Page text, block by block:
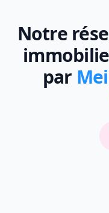
Notre
par